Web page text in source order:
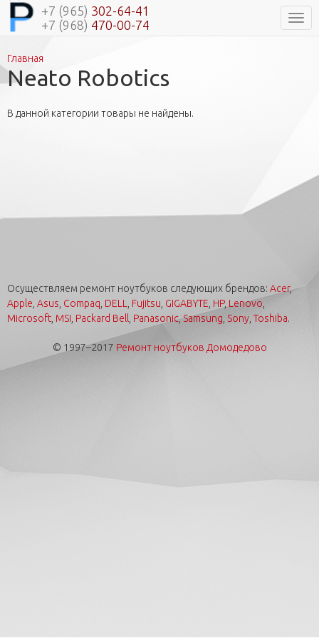
+7 (965) 302-64-41
+7 (968) 470-00-74
Вы здесь
Главная
Neato Robotics
В данной категории товары не найдены.
Осуществляем ремонт ноутбуков следующих брендов: Acer,
Apple Asus Compaq DELL Fujitsu GIGABYTE HP, Lenovo
Microsoft MSI Packard Bell Panasonic,Samsung Sony Toshiba.
© 1997–2017 Ремонт ноутбуков Домодедово